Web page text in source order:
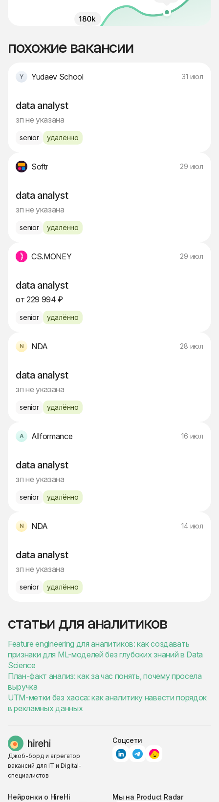
похожие вакансии
Yudaev School 31 июл
data analyst
зп не указана
senior удалённо
Softr 29 июл
data analyst
зп не указана
senior удалённо
CS.MONEY 29 июл
data analyst
от 229 994 ₽
senior удалённо
NDA 28 июл
data analyst
зп не указана
senior удалённо
Allformance 16 июл
data analyst
зп не указана
senior удалённо
NDA 14 июл
data analyst
зп не указана
senior удалённо
статьи для аналитиков
Feature engineering для аналитиков: как создавать
признаки для ML-моделей без глубоких знаний в Data
Science
План-факт анализ: как за час понять, почему просела
выручка
UTM-метки без хаоса: как аналитику навести порядок
в рекламных данных
Джоб-борд и агрегатор
вакансий для IT и Digital-
специалистов
Соцсети
Нейронки о HireHi Мы на Product Radar